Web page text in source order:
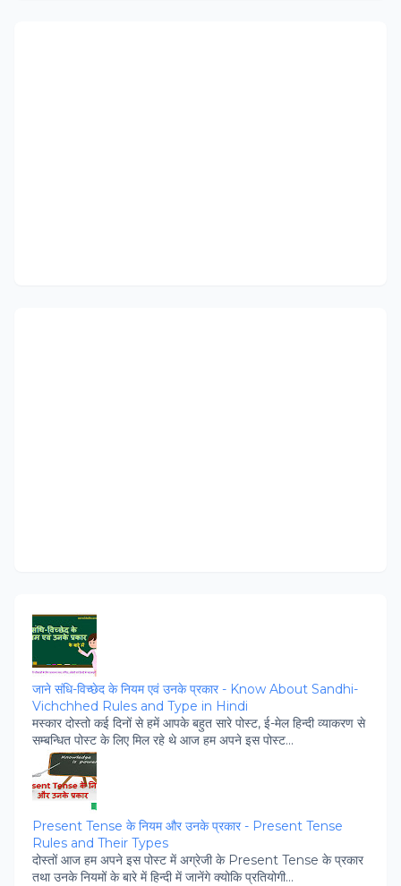
जाने संधि-विच्‍छेद के नियम एवं उनके प्रकार - Know About Sandhi-
Vichchhed Rules and Type in Hindi
मस्‍कार दोस्‍तो कई दिनों से हमें आपके बहुत सारे पोस्‍ट, ई-मेल हिन्‍दी व्‍याकरण से
सम्‍बन्धित पोस्‍ट के लिए मिल रहे थे आज हम अपने इस पोस्‍ट...
Present Tense के नियम और उनके प्रकार - Present Tense
Rules and Their Types
दोस्‍तों आज हम अपने इस पोस्‍ट में अग्रेजी के Present Tense के प्रकार
तथा उनके नियमों के बारे में हिन्‍दी में जानेंगे क्‍योकि प्रतियोगी...